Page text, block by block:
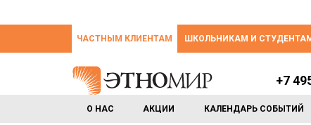
ЧАСТНЫМ КЛИЕНТАМ ШКОЛЬНИКАМ И
О НАС АКЦИИ КАЛЕНДАРЬ СОБЫТИЙ
+7